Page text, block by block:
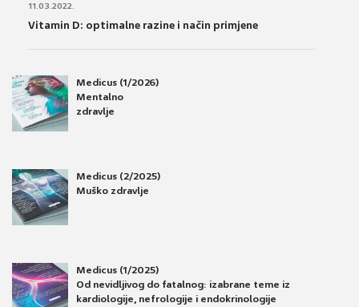
11.03.2022.
Vitamin D: optimalne razine i način primjene
Medicus (1/2026)
Mentalno
zdravlje
Medicus (2/2025)
Muško zdravlje
Medicus (1/2025)
Od nevidljivog do fatalnog: izabrane teme iz
kardiologije, nefrologije i endokrinologije